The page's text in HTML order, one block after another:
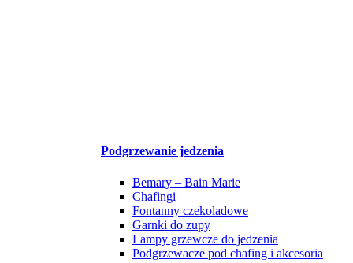
Podgrzewanie jedzenia
Bemary – Bain Marie
Chafingi
Fontanny czekoladowe
Garnki do zupy
Lampy grzewcze do jedzenia
Podgrzewacze pod chafing i akcesoria